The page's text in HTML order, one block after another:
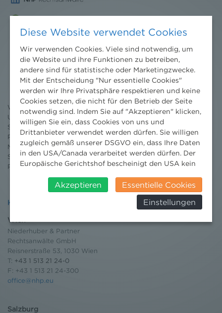
Nachrichten
News aktuell
Newsletter
3 Minuten Umweltrecht
Willkommen Umweltrecht
Umweltrechtsblog
Seminare
Publikationen
Moot Court
Stipendium
Pressebereich
Kontakt
Wien
Niederhuber & Partner
Rechtsanwälte GmbH
Reisnerstraße 53, 1030 Wien
T: +43 1 513 21 24-0
F: +43 1 513 21 24-300
office@nhp.eu
Salzburg
Diese Website verwendet Cookies
Wir verwenden Cookies. Viele sind notwendig, um
die Website und ihre Funktionen zu betreiben,
andere sind für statistische oder Marketingzwecke.
Mit der Entscheidung "Nur essentielle Cookies"
werden wir Ihre Privatsphäre respektieren und keine
Cookies setzen, die nicht für den Betrieb der Seite
notwendig sind. Indem Sie auf "Akzeptieren" klicken,
willigen Sie ein, dass Cookies von uns und
Drittanbieter verwendet werden dürfen. Sie willigen
zugleich gemäß unserer DSGVO ein, dass Ihre Daten
in den USA/Canada verarbeitet werden dürfen. Der
Europäische Gerichtshof bescheinigt den USA kein
insbesondere das Risiko, dass ihre Daten durch US-
Behörden, zu Kontroll- und zu
Überwachungszwecken, verarbeitet werden und
werden können. Zudem finden Sie am
Weitere Infomationen finden Sie hier:
Datenschutzerklärung
Akzeptieren
Essentielle Cookies
Einstellungen